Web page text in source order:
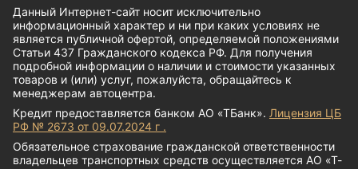
Данный Интернет-сайт носит исключительно
информационный характер и ни при каких условиях не
является публичной офертой, определяемой положениями
Статьи 437 Гражданского кодекса РФ. Для получения
подробной информации о наличии и стоимости указанных
товаров и (или) услуг, пожалуйста, обращайтесь к
менеджерам автоцентра.
Кредит предоставляется банком АО «ТБанк». Лицензия ЦБ
РФ № 2673 от 09.07.2024 г .
Обязательное страхование гражданской ответственности
владельцев транспортных средств осуществляется АО «Т-